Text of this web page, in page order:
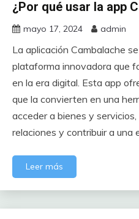
¿Por qué usar la app
mayo 17, 2024 admin
La aplicación Cambalache
plataforma innovadora que
en la era digital. Esta app
que la convierten en una
acceder a bienes y
relaciones y contribuir a una
Leer más